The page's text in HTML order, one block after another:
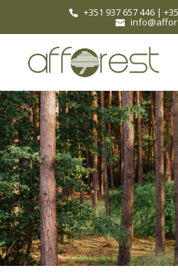
+351 937 657 446|